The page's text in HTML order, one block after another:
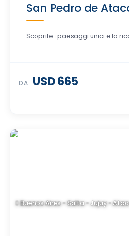
San Pedro de
Scoprite i paesaggi unici e la
DA USD 665
Buenos Aires - Salta - Jujuy -